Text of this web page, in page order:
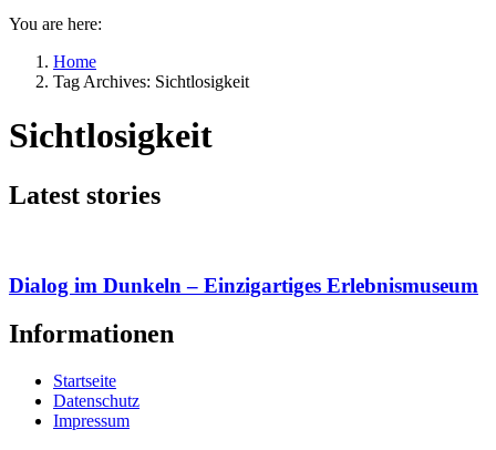
You are here:
Home
Tag Archives: Sichtlosigkeit
Sichtlosigkeit
Latest stories
Dialog im Dunkeln – Einzigartiges Erlebnismuseum
Informationen
Startseite
Datenschutz
Impressum